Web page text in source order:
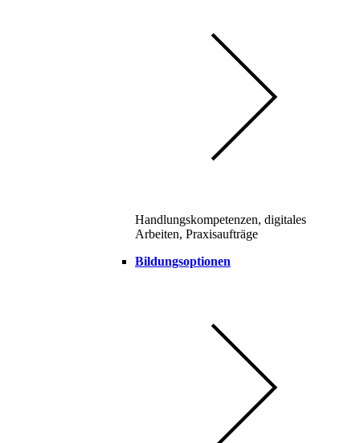
Handlungskompetenzen, digitales
Arbeiten, Praxisaufträge
Bildungsoptionen